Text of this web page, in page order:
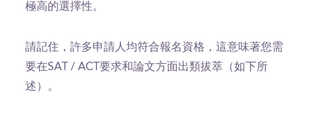
極高的選擇性。
請記住，許多申請人均符合報名資格，這意味著您需
要在SAT / ACT要求和論文方面出類拔萃（如下所
述）。